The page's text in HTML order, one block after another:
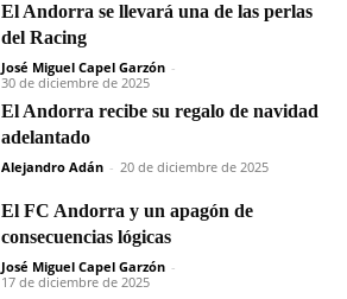
El Andorra se llevará una de las perlas
del Racing
José Miguel Capel Garzón -
30 de diciembre de 2025
El Andorra recibe su regalo de navidad
adelantado
Alejandro Adán - 20 de diciembre de 2025
El FC Andorra y un apagón de
consecuencias lógicas
José Miguel Capel Garzón -
17 de diciembre de 2025